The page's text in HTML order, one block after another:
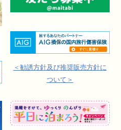
＜勧誘方針及び推奨販売方針に
ついて＞